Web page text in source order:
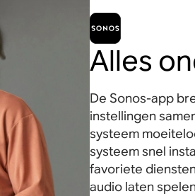
Alles
De Sonos-app
instellingen
systeem
systeem snel
favoriete
audio laten